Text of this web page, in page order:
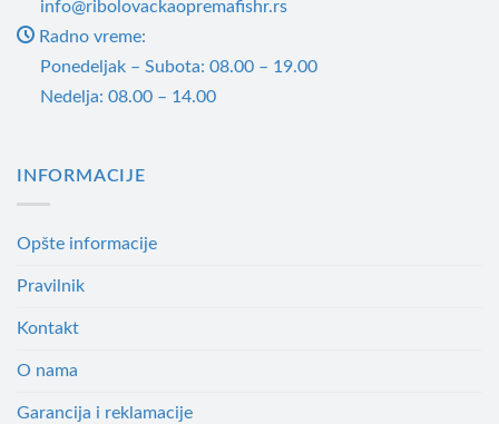
info@ribolovackaopremafishr.rs
Radno vreme:
Ponedeljak – Subota: 08.00 – 19.00
Nedelja: 08.00 – 14.00
INFORMACIJE
Opšte informacije
Pravilnik
Kontakt
O nama
Garancija i reklamacije